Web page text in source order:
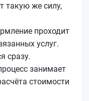
такую же силу,
проходит
услуг.
сразу.
занимает
стоимости